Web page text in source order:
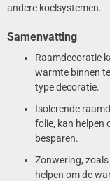
andere koelsystemen.
Samenvatting
Raamdecoratie
warmte binnen
type decoratie.
Isolerende
folie, kan helpen
besparen.
Zonwering,
helpen om de